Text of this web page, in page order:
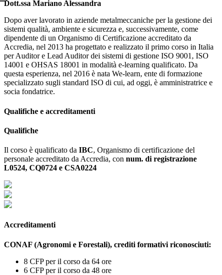
Dott.ssa Mariano Alessandra
Dopo aver lavorato in aziende metalmeccaniche per la gestione dei
sistemi qualità, ambiente e sicurezza e, successivamente, come
dipendente di un Organismo di Certificazione accreditato da
Accredia, nel 2013 ha progettato e realizzato il primo corso in Italia
per Auditor e Lead Auditor dei sistemi di gestione ISO 9001, ISO
14001 e OHSAS 18001 in modalità e-learning qualificato. Da
questa esperienza, nel 2016 è nata We-learn, ente di formazione
specializzato sugli standard ISO di cui, ad oggi, è amministratrice e
socia fondatrice.
Qualifiche e accreditamenti
Qualifiche
Il corso è qualificato da IBC, Organismo di certificazione del
personale accreditato da Accredia, con num. di registrazione
L0524, CQ0724 e CSA0224
Accreditamenti
CONAF (Agronomi e Forestali), crediti formativi riconosciuti:
8 CFP per il corso da 64 ore
6 CFP per il corso da 48 ore